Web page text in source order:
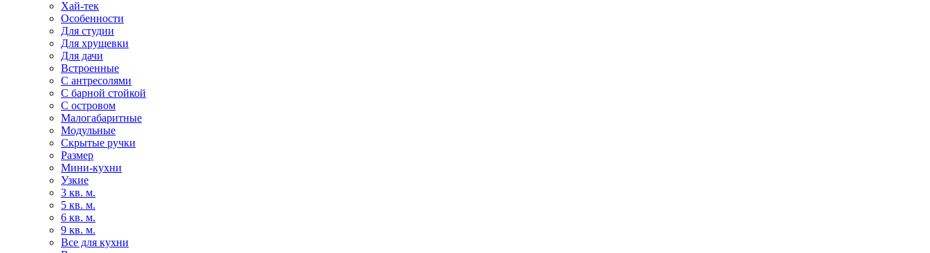
Хай-тек
Особенности
Для студии
Для хрущевки
Для дачи
Встроенные
С антресолями
С барной стойкой
С островом
Малогабаритные
Модульные
Скрытые ручки
Размер
Мини-кухни
Узкие
3 кв. м.
5 кв. м.
6 кв. м.
9 кв. м.
Все для кухни